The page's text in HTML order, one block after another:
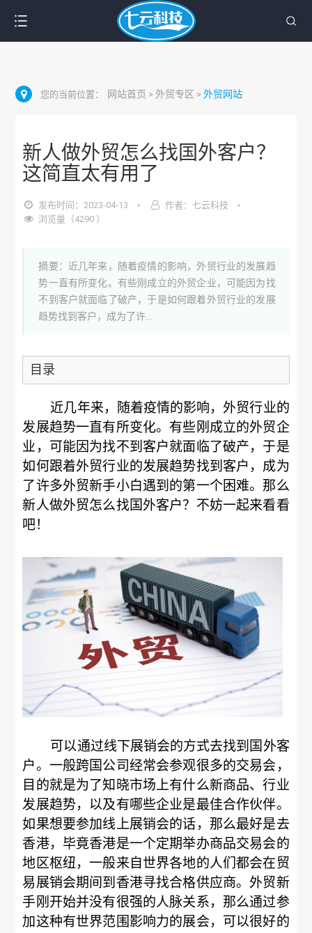
您的当前位置： 网站首页 > 外贸专区 >外贸网站
新人做外贸怎么找国外客户？
这简直太有用了
发布时间：2023-04-13
作者：七云科技
浏览量（4290 ）
摘要：近几年来，随着疫情的影响，外贸行业的发展趋
势一直有所变化。有些刚成立的外贸企业，可能因为找
不到客户就面临了破产，于是如何跟着外贸行业的发展
趋势找到客户，成为了许...
目录
近几年来，随着疫情的影响，外贸行业的
发展趋势一直有所变化。有些刚成立的外贸企
业，可能因为找不到客户就面临了破产，于是
如何跟着外贸行业的发展趋势找到客户，成为
了许多外贸新手小白遇到的第一个困难。那么
新人做外贸怎么找国外客户？不妨一起来看看
吧！
可以通过线下展销会的方式去找到国外客
户。一般跨国公司经常会参观很多的交易会，
目的就是为了知晓市场上有什么新商品、行业
发展趋势，以及有哪些企业是最佳合作伙伴。
如果想要参加线上展销会的话，那么最好是去
香港，毕竟香港是一个定期举办商品交易会的
地区枢纽，一般来自世界各地的人们都会在贸
易展销会期间到香港寻找合格供应商。外贸新
手刚开始并没有很强的人脉关系，那么通过参
加这种有世界范围影响力的展会，可以很好的